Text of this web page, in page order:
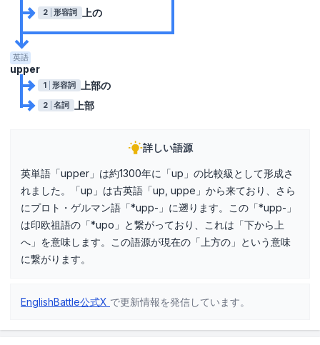
2 形容詞 上の
英語
upper
1 形容詞 上部の
2 名詞 上部
詳しい語源
英単語「upper」は約1300年に「up」の比較級として形成さ
れました。「up」は古英語「up, uppe」から来ており、さら
にプロト・ゲルマン語「*upp-」に遡ります。この「*upp-」
は印欧祖語の「*upo」と繋がっており、これは「下から上
へ」を意味します。この語源が現在の「上方の」という意味
に繋がります。
EnglishBattle公式X で更新情報を発信しています。